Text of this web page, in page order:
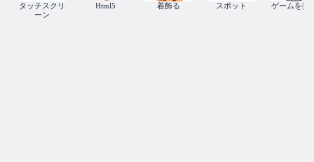
タッチスクリ
ーン
Html5 着飾る スポット ゲームを描